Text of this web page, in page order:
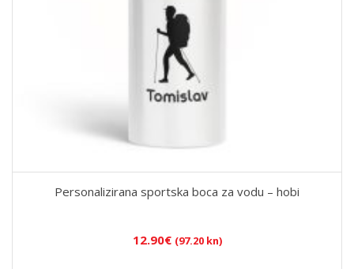
Personalizirana sportska boca za vodu – hobi
12.90€ (97.20 kn)